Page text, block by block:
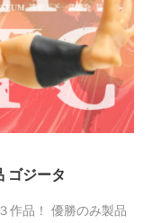
ゴジータ
作品！ 優勝のみ製品